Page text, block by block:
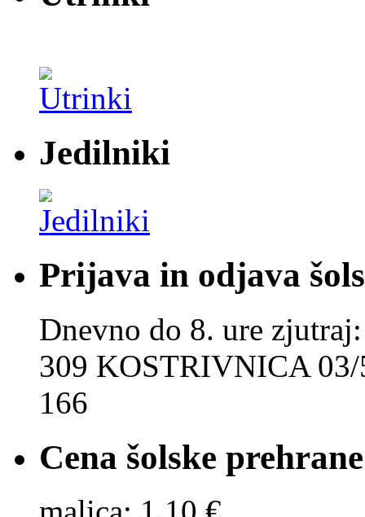
Jedilniki
Prijava in odjava
Dnevno do 8. ure
309 KOSTRIVNICA
166
Cena šolske prehrane